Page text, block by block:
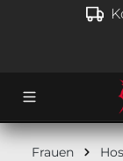
springen
Frauen